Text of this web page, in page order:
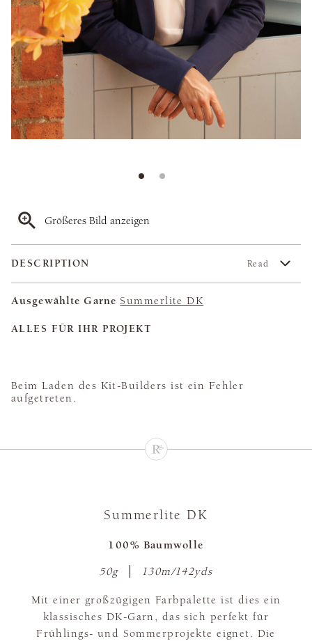
Größeres Bild anzeigen
DESCRIPTION Read
Ausgewählte Garne Summerlite DK
ALLES FÜR IHR PROJEKT
Beim Laden des Kit-Builders ist ein Fehler
aufgetreten.
Summerlite DK
100% Baumwolle
50g 130m/142yds
Mit einer großzügigen Farbpalette ist dies ein
klassisches DK-Garn, das sich perfekt für
Frühlings- und Sommerprojekte eignet. Die